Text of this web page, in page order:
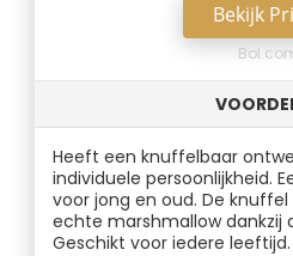
Bekijk
Heeft een knuffelbaar
individuele persoonlijkheid.
voor jong en oud. De
echte marshmallow dankzij
Geschikt voor iedere leeftijd.